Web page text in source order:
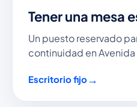
Tener una mesa
Un puesto reservado
continuidad en
Escritorio fijo